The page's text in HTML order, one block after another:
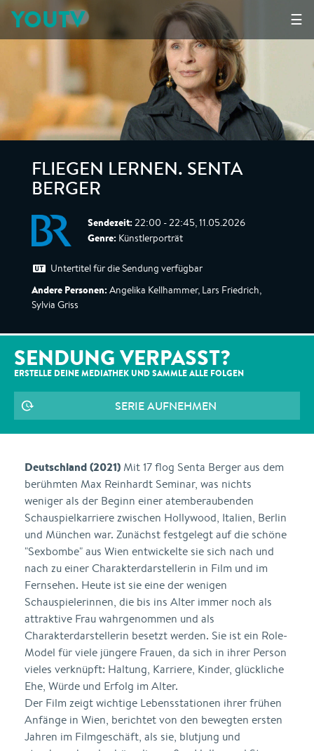
☰
YOUTV
FLIEGEN LERNEN. SENTA
BERGER
Sendezeit: 22:00 - 22:45, 11.05.2026
Genre: Künstlerporträt
Untertitel für die Sendung verfügbar
Andere Personen: Angelika Kellhammer, Lars Friedrich,
Sylvia Griss
SENDUNG VERPASST?
ERSTELLE DEINE MEDIATHEK UND SAMMLE ALLE FOLGEN
SERIE AUFNEHMEN
Deutschland (2021) Mit 17 flog Senta Berger aus dem
berühmten Max Reinhardt Seminar, was nichts
weniger als der Beginn einer atemberaubenden
Schauspielkarriere zwischen Hollywood, Italien, Berlin
und München war. Zunächst festgelegt auf die schöne
"Sexbombe" aus Wien entwickelte sie sich nach und
nach zu einer Charakterdarstellerin in Film und im
Fernsehen. Heute ist sie eine der wenigen
Schauspielerinnen, die bis ins Alter immer noch als
attraktive Frau wahrgenommen und als
Charakterdarstellerin besetzt werden. Sie ist ein Role-
Model für viele jüngere Frauen, da sich in ihrer Person
vieles verknüpft: Haltung, Karriere, Kinder, glückliche
Ehe, Würde und Erfolg im Alter.
Der Film zeigt wichtige Lebensstationen ihrer frühen
Anfänge in Wien, berichtet von den bewegten ersten
Jahren im Filmgeschäft, als sie, blutjung und